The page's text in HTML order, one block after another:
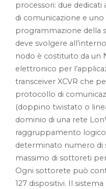
processori: due
di comunicazione e uno
programmazione della
deve svolgere
nodo è costituito da un
elettronico per
transceiver XCVR che
protocollo di
(doppino twistato o
dominio di una rete
raggruppamento logico
determinato numero
massimo di sottoreti
Ogni sottorete può
127 dispositivi. Il